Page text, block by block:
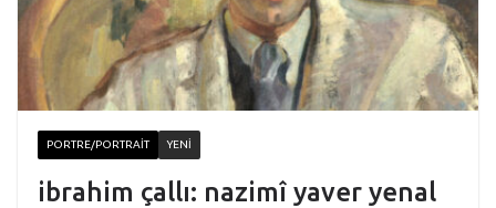
PORTRE/PORTRAIT YENI
ibrahim çallı: nazimî yaver yenal